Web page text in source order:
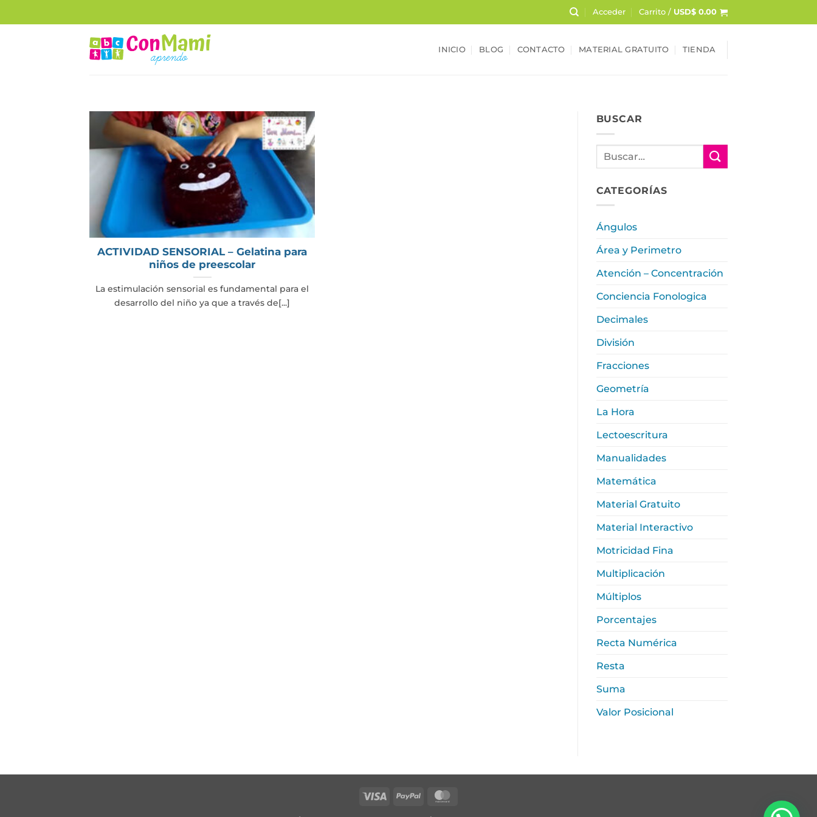
Acceder Carrito / USD$0.00
INICIO BLOG CONTACTO MATERIAL GRATUITO TIENDA
ACTIVIDAD SENSORIAL – Gelatina para
niños de preescolar
La estimulación sensorial es fundamental para el
desarrollo del niño ya que a través de[...]
BUSCAR
CATEGORÍAS
Ángulos
Área y Perimetro
Atención – Concentración
Conciencia Fonologica
Decimales
División
Fracciones
Geometría
La Hora
Lectoescritura
Manualidades
Matemática
Material Gratuito
Material Interactivo
Motricidad Fina
Multiplicación
Múltiplos
Porcentajes
Recta Numérica
Resta
Suma
Valor Posicional